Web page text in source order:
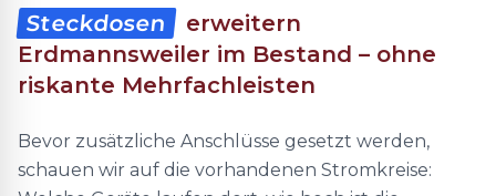
Steckdosen
erweitern
Erdmannsweiler im Bestand – ohne
riskante Mehrfachleisten
Bevor zusätzliche Anschlüsse gesetzt werden,
schauen wir auf die vorhandenen Stromkreise: